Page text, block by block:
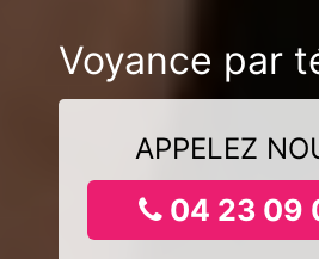
Voyance par
APPELEZ
04 23 09